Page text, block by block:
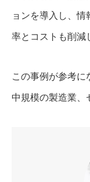
ョンを導入し、
率とコストも削減
この事例が参考に
中規模の製造業、